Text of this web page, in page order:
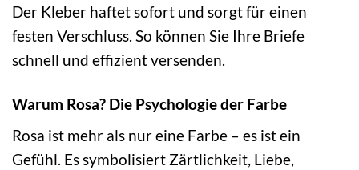
Der Kleber haftet sofort und sorgt für einen
festen Verschluss. So können Sie Ihre Briefe
schnell und effizient versenden.
Warum Rosa? Die Psychologie der Farbe
Rosa ist mehr als nur eine Farbe – es ist ein
Gefühl. Es symbolisiert Zärtlichkeit, Liebe,